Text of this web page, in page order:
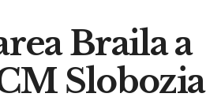
Braila a
Slobozia